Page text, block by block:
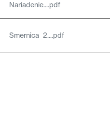
Nariadenie....pdf
Smernica_2....pdf